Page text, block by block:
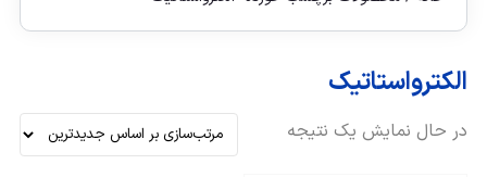
الکترواستاتیک
در حال نمایش یک نتیجه